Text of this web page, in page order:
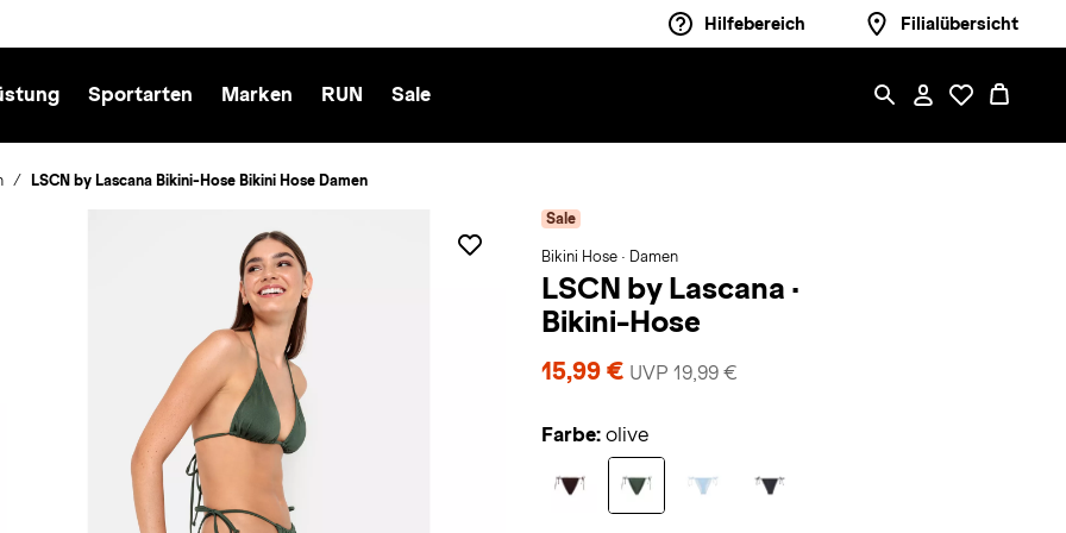
Hilfebereich Filialübersicht
Sportarten Marken RUN Sale
LSCN by Lascana Bikini-Hose Bikini Hose Damen
Sale
Bikini Hose · Damen
LSCN by Lascana ·
Bikini-Hose
15,99 € UVP 19,99 €
Farbe: olive